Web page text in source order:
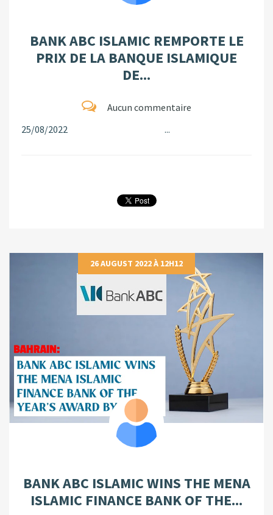
BANK ABC ISLAMIC REMPORTE LE
PRIX DE LA BANQUE ISLAMIQUE
DE...
Aucun commentaire
25/08/2022 ...
26 AUGUST 2022 À 12H12
BANK ABC ISLAMIC WINS THE MENA
ISLAMIC FINANCE BANK OF THE...